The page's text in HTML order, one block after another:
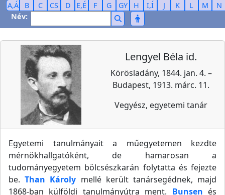
A,Á B C CS D E,É F G GY H I,Í J K L M
N
Név:
Lengyel Béla id.
Körösladány, 1844. jan. 4. –
Budapest, 1913. márc. 11.
Vegyész, egyetemi tanár
Egyetemi tanulmányait a műegyetemen kezdte
mérnökhallgatóként, de hamarosan a
tudományegyetem bölcsészkarán folytatta és fejezte
be.Than Károly mellé került tanársegédnek, majd
1868-ban külföldi tanulmányútra ment. Bunsen és